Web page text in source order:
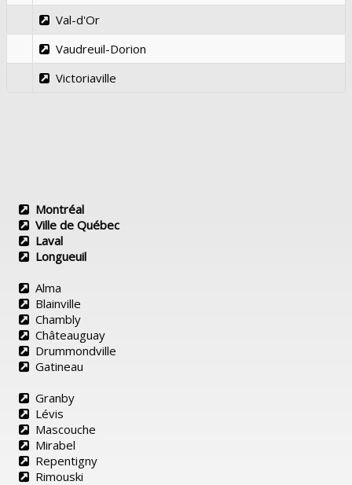
Val-d'Or
Vaudreuil-Dorion
Victoriaville
Montréal
Ville de Québec
Laval
Longueuil
Alma
Blainville
Chambly
Châteauguay
Drummondville
Gatineau
Granby
Lévis
Mascouche
Mirabel
Repentigny
Rimouski